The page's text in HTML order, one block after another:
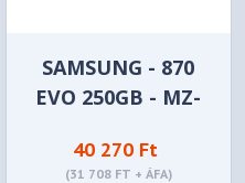
SAMSUNG - 870
EVO 250GB - MZ-
40 270 Ft
(31 708 FT + ÁFA)